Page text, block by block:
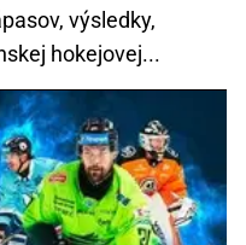
výsledky,
hokejovej...